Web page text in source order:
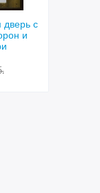
Арт-ММ289